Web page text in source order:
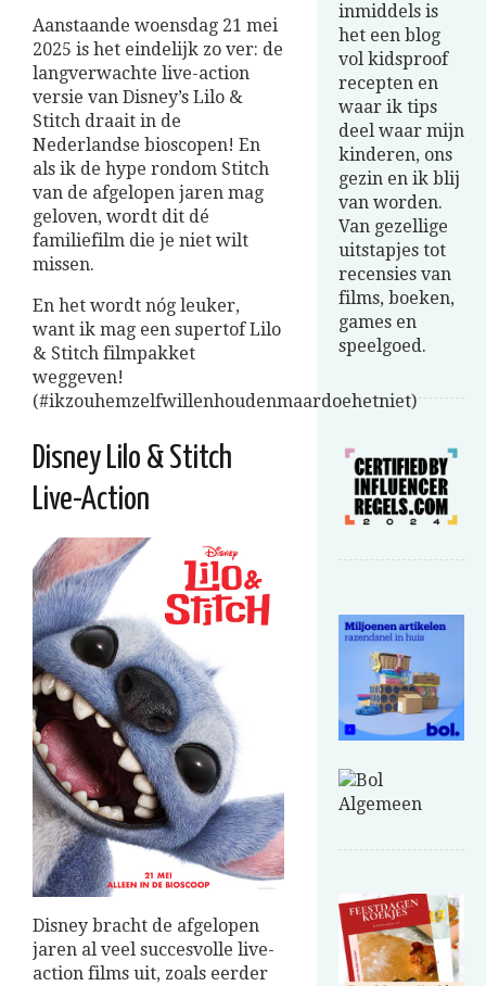
Aanstaande woensdag 21 mei
2025 is het eindelijk zo ver: de
langverwachte live-action
versie van Disney’s Lilo &
Stitch draait in de
Nederlandse bioscopen! En
als ik de hype rondom Stitch
van de afgelopen jaren mag
geloven, wordt dit dé
familiefilm die je niet wilt
missen.
En het wordt nóg leuker,
want ik mag een supertof Lilo
& Stitch filmpakket
weggeven!
(#ikzouhemzelfwillenhoudenmaardoehetniet)
Disney Lilo & Stitch
Live-Action
Disney bracht de afgelopen
jaren al veel succesvolle live-
action films uit, zoals eerder
inmiddels is
het een blog
vol kidsproof
recepten en
waar ik tips
deel waar mijn
kinderen, ons
gezin en ik blij
van worden.
Van gezellige
uitstapjes tot
recensies van
films, boeken,
games en
speelgoed.